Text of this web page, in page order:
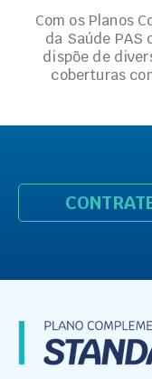
Com os Planos
da Saúde
dispõe de
coberturas